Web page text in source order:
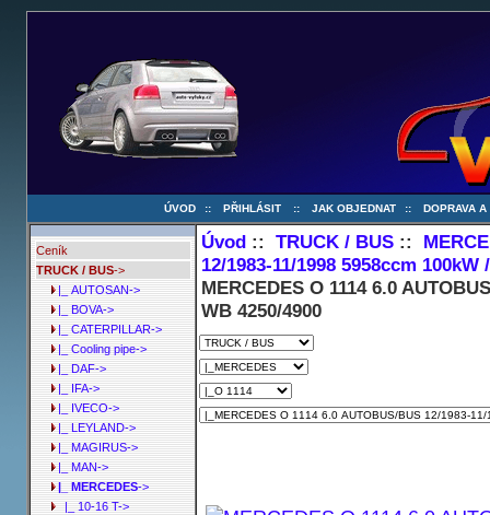
ÚVOD :: PŘIHLÁSIT :: JAK OBJEDNAT :: DOPRAVA A
Ceník
TRUCK / BUS->
|_ AUTOSAN->
|_ BOVA->
|_ CATERPILLAR->
|_ Cooling pipe->
|_ DAF->
|_ IFA->
|_ IVECO->
|_ LEYLAND->
|_ MAGIRUS->
|_ MAN->
|_ MERCEDES->
|_ 10-16 T->
Úvod ::TRUCK / BUS ::
12/1983-11/1998 5958ccm
MERCEDES O 1114 6.0
WB 4250/4900